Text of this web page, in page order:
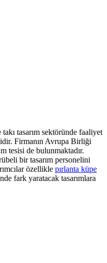
tasarım sektöründe faaliyet
Firmanın Avrupa Birliği
tesisi de bulunmaktadır.
bir tasarım personelini
özellikle pırlanta küpe
fark yaratacak tasarımlara